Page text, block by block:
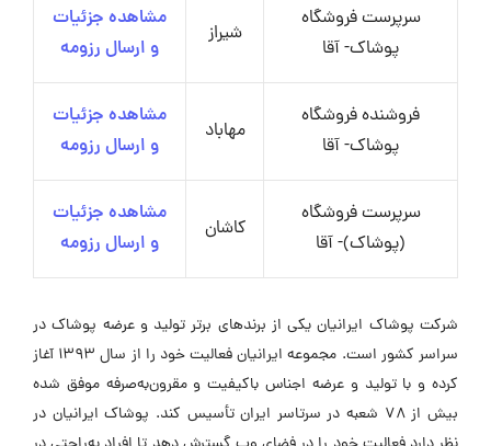
سرپرست فروشگاه
پوشاک- آقا
شیراز
مشاهده جزئیات
و ارسال رزومه
فروشنده فروشگاه
پوشاک- آقا
مهاباد
مشاهده جزئیات
و ارسال رزومه
سرپرست فروشگاه
(پوشاک)- آقا
کاشان
مشاهده جزئیات
و ارسال رزومه
شرکت پوشاک ایرانیان یکی از برندهای برتر تولید و عرضه پوشاک در
سراسر کشور است. مجموعه ایرانیان فعالیت خود را از سال ۱۳۹۳ آغاز
کرده و با تولید و عرضه اجناس باکیفیت و مقرون‌به‌صرفه موفق شده
بیش از ۷۸ شعبه در سرتاسر ایران تأسیس کند. پوشاک ایرانیان در